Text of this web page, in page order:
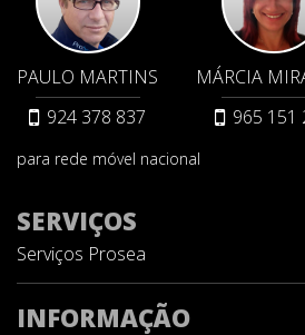
PAULO MARTINS
924 378 837
MÁRCIA
965 151
para rede móvel nacional
SERVIÇOS
Serviços Prosea
INFORMAÇÃO